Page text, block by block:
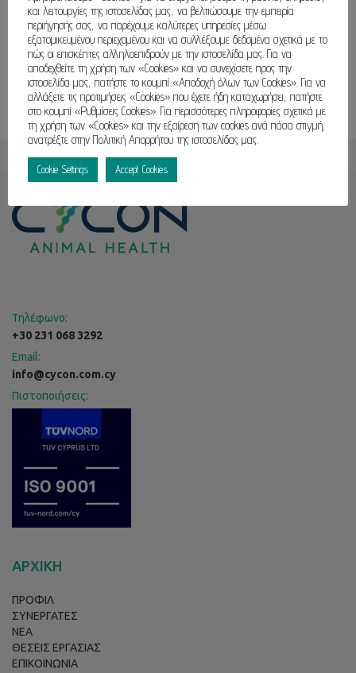
Τηλέφωνο:
+30 231 068 3292
Email:
info@cycon.com.cy
Πιστοποιήσεις:
ΑΡΧΙΚΗ
ΠΡΟΦΙΛ
ΣΥΝΕΡΓΑΤΕΣ
ΝΕΑ
ΘΕΣΕΙΣ ΕΡΓΑΣΙΑΣ
ΕΠΙΚΟΙΝΩΝΙΑ
και λειτουργίες της ιστοσελίδας μας, να βελτιώσουμε την εμπειρία
περιήγησής σας, να παρέχουμε καλύτερες υπηρεσίες μέσω
εξατομικευμένου περιεχομένου και να συλλέξουμε δεδομένα σχετικά με το
πώς οι επισκέπτες αλληλοεπιδρούν με την ιστοσελίδα μας. Για να
αποδεχθείτε τη χρήση των «Cookies» και να συνεχίσετε προς την
ιστοσελίδα μας, πατήστε το κουμπί «Αποδοχή όλων των Cookies». Για να
αλλάξετε τις προτιμήσεις «Cookies» που έχετε ήδη καταχωρήσει, πατήστε
στο κουμπί «Ρυθμίσεις Cookies». Για περισσότερες πληροφορίες σχετικά με
τη χρήση των «Cookies» και την εξαίρεση των cookies ανά πάσα στιγμή,
ανατρέξτε στην Πολιτική Απορρήτου της ιστοσελίδας μας.
Cookie Settings Accept Cookies